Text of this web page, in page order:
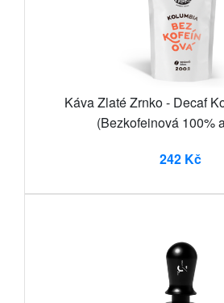
Káva Zlaté Zrnko - Decaf
(Bezkofeinová 100%
242 Kč